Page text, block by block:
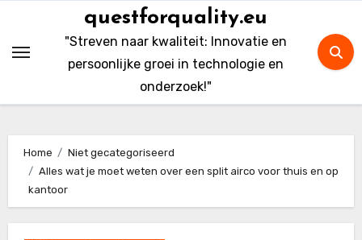
content
questforquality.eu
"Streven naar kwaliteit: Innovatie en
persoonlijke groei in technologie en
onderzoek!"
Home
Niet gecategoriseerd
Alles wat je moet weten over een split airco voor thuis en op
kantoor